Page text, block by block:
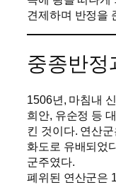
견제하며 반정을
중종반정
1506년, 마침내
희안, 유순정 등
킨 것이다. 연산
화도로 유배되었
군주였다.
폐위된 연산군은